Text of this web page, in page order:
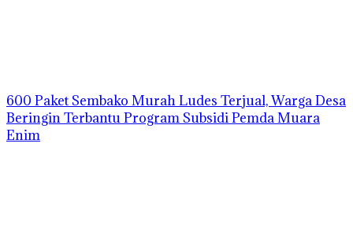
600 Paket Sembako Murah Ludes Terjual, Warga Desa
Beringin Terbantu Program Subsidi Pemda Muara
Enim